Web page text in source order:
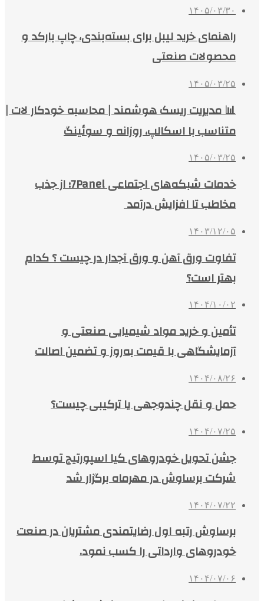
۱۴۰۵/۰۳/۳۰
راهنمای خرید لیبل برای بسته‌بندی، چاپ بارکد و
محصولات صنعتی
۱۴۰۵/۰۳/۲۵
📊 مدیریت ریسک هوشمند | محاسبه خودکار لات |
متناسب با اسکالپ، روزانه و سوئینگ
۱۴۰۵/۰۳/۲۵
خدمات شبکه‌های اجتماعی 7Panel؛ از جذب
مخاطب تا افزایش درآمد
۱۴۰۳/۱۲/۰۵
تفاوت ورق آهن و ورق آجدار در چیست ؟ کدام
بهتر است؟
۱۴۰۴/۱۰/۰۲
تأمین و خرید مواد شیمیایی صنعتی و
آزمایشگاهی با قیمت به‌روز و تضمین اصالت
۱۴۰۴/۰۸/۲۶
حمل و نقل چندوجهی یا ترکیبی چیست؟
۱۴۰۴/۰۷/۲۵
جشن تحویل خودروهای کیا اسپورتیج توسط
شرکت برساوش در مهرماه برگزار شد
۱۴۰۴/۰۷/۲۲
برساوش رتبه اول رضایتمندی مشتریان در صنعت
خودروهای وارداتی را کسب نمود.
۱۴۰۴/۰۷/۰۶